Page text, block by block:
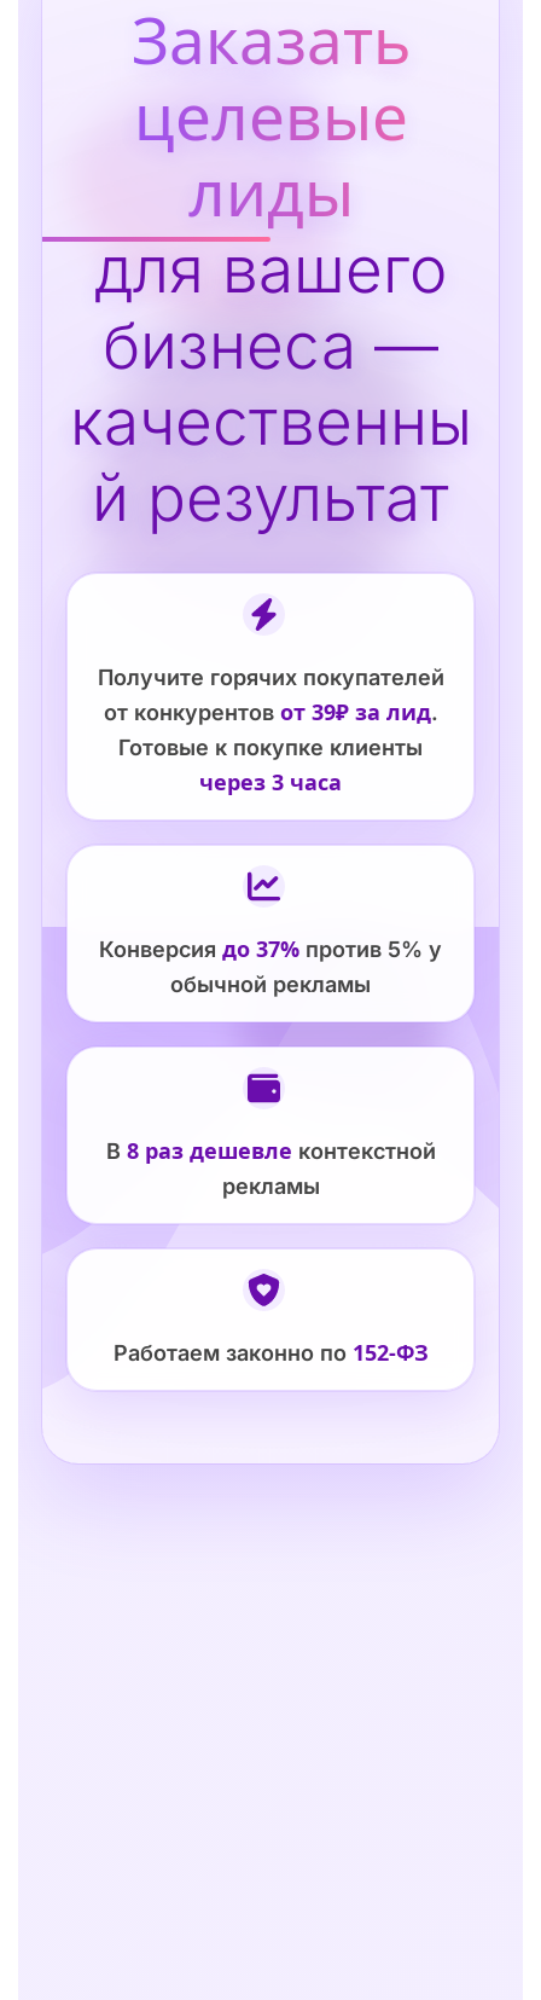
Заказать
целевые
лиды
для вашего
бизнеса —
качественны
й результат
Получите горячих покупателей
от конкурентов от 39₽ за лид.
Готовые к покупке клиенты
через 3 часа
Конверсия до 37% против 5% у
обычной рекламы
В 8 раз дешевле контекстной
рекламы
Работаем законно по 152-ФЗ